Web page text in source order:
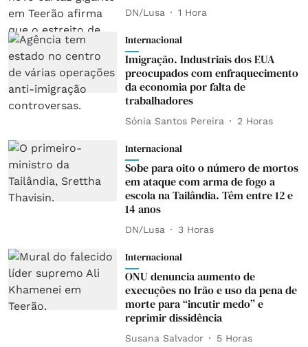
DN/Lusa 1 Hora
Internacional
Imigração. Industriais dos EUA
preocupados com enfraquecimento
da economia por falta de
trabalhadores
Sónia Santos Pereira 2 Horas
Internacional
Sobe para oito o número de mortos
em ataque com arma de fogo a
escola na Tailândia. Têm entre 12 e
14 anos
DN/Lusa 3 Horas
Internacional
ONU denuncia aumento de
execuções no Irão e uso da pena de
morte para “incutir medo” e
reprimir dissidência
Susana Salvador 5 Horas